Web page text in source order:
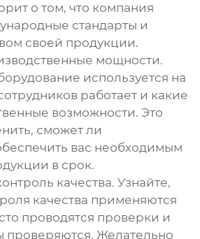
о том, что компания
стандарты и
своей продукции.
мощности.
используется на
работает и какие
возможности. Это
сможет ли
вас необходимым
в срок.
качества. Узнайте,
качества применяются
проводятся проверки и
проверяются. Желательно